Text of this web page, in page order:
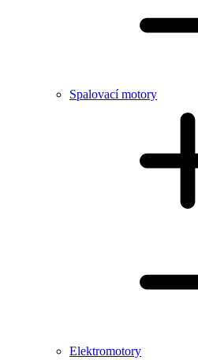
Spalovací motory
Elektromotory